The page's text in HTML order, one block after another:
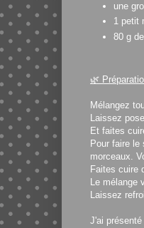
une
1 petit
80 g
🌿
Mélangez
Laissez
Et faites
Pour faire
morceaux.
Faites cuire
Le mélange
Laissez
J'ai